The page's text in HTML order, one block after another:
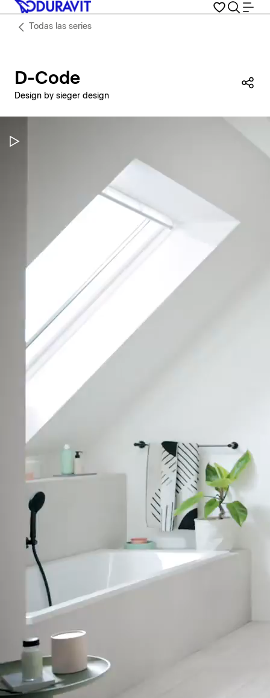
Todas las series
D-Code
Design by sieger design
Pausar vídeo